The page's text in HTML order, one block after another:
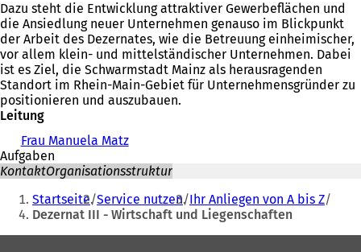
Dazu steht die Entwicklung attraktiver Gewerbeflächen und
die Ansiedlung neuer Unternehmen genauso im Blickpunkt
der Arbeit des Dezernates, wie die Betreuung einheimischer,
vor allem klein- und mittelständischer Unternehmen. Dabei
ist es Ziel, die Schwarmstadt Mainz als herausragenden
Standort im Rhein-Main-Gebiet für Unternehmensgründer zu
positionieren und auszubauen.
Leitung
Frau Manuela Matz
Aufgaben
KontaktOrganisationsstruktur
Sie
befinden
sich
Startseite Service nutzen Ihr Anliegen von A bis Z
Dezernat III - Wirtschaft und Liegenschaften